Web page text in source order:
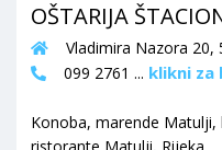
OŠTARIJA
Vladimira Nazora
099 2761 ... klikni za
Konoba, marende